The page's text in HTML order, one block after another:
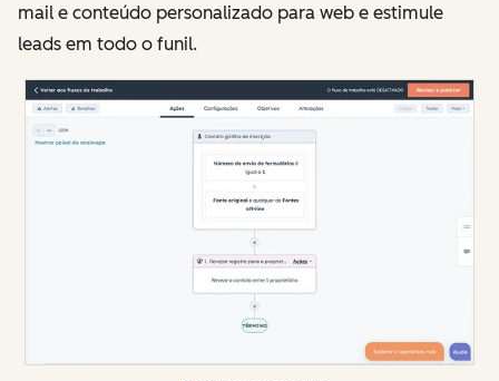
mail e conteúdo personalizado para web e estimule
leads em todo o funil.